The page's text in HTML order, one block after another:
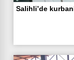
Salihli’de